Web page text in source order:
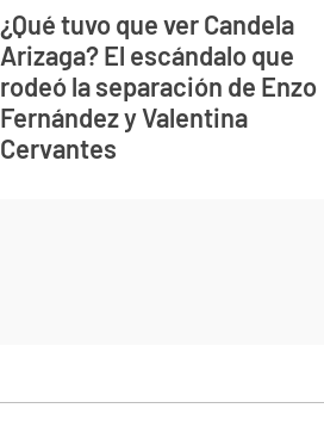
¿Qué tuvo que ver Candela
Arizaga? El escándalo que
rodeó la separación de Enzo
Fernández y Valentina
Cervantes